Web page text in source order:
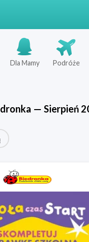
Dla Mamy Podróże
— Sierpień